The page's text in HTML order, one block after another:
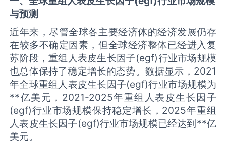
与预测
近年来，尽管全球各主要经济体的经济发展仍存
在较多不确定因素，但全球经济整体已经进入复
苏阶段，重组人表皮生长因子(egf)行业市场规模
也总体保持了稳定增长的态势。数据显示，2021
年全球重组人表皮生长因子(egf)行业市场规模为
**亿美元，2021-2025年重组人表皮生长因子
(egf)行业市场规模保持稳定增长，2025年重组
人表皮生长因子(egf)行业市场规模已经达到**亿
美元。